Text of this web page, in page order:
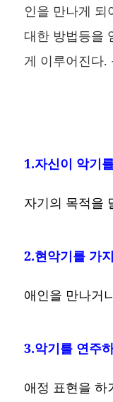
인을 만나게 되
대한 방법등을
게 이루어진다.
1.자신이 악기
자기의 목적을
2.현악기를 가
애인을 만나거
3.악기를 연주
애정 표현을 하